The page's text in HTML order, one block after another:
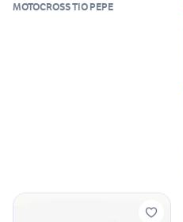
MOTOCROSS TIO PEPE